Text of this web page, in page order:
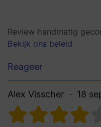
Review handmatig
Bekijk ons beleid
Reageer
Alex Visscher 18